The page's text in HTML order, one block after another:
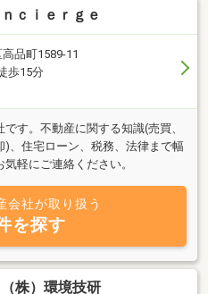
ｃｉｅｒｇｅ
品町1589-11
歩15分
す。不動産に関する知識(売買、
、住宅ローン、税務、法律まで幅
軽にご連絡ください。
会社が取り扱う
を探す
株）環境技研